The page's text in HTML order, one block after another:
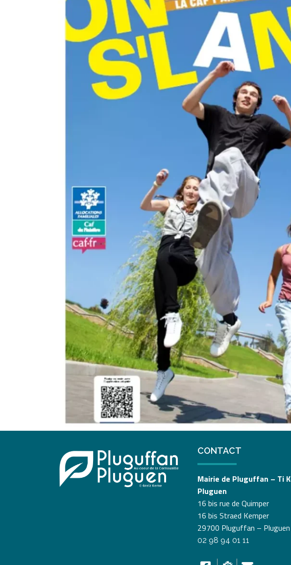
CONTACT
Mairie de Pluguffan – Ti
Pluguen
16 bis rue de Quimper
16 bis Straed Kemper
29700 Pluguffan – Pluguen
02 98 94 01 11